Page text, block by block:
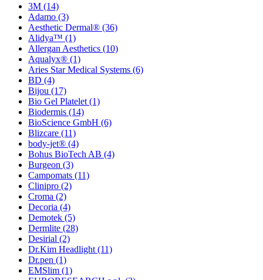
3M (14)
Adamo (3)
Aesthetic Dermal® (36)
Alidya™ (1)
Allergan Aesthetics (10)
Aqualyx® (1)
Aries Star Medical Systems (6)
BD (4)
Bijou (17)
Bio Gel Platelet (1)
Biodermis (14)
BioScience GmbH (6)
Blizcare (11)
body-jet® (4)
Bohus BioTech AB (4)
Burgeon (3)
Campomats (11)
Clinipro (2)
Croma (2)
Decoria (4)
Demotek (5)
Dermlite (28)
Desirial (2)
Dr.Kim Headlight (11)
Dr.pen (1)
EMSlim (1)